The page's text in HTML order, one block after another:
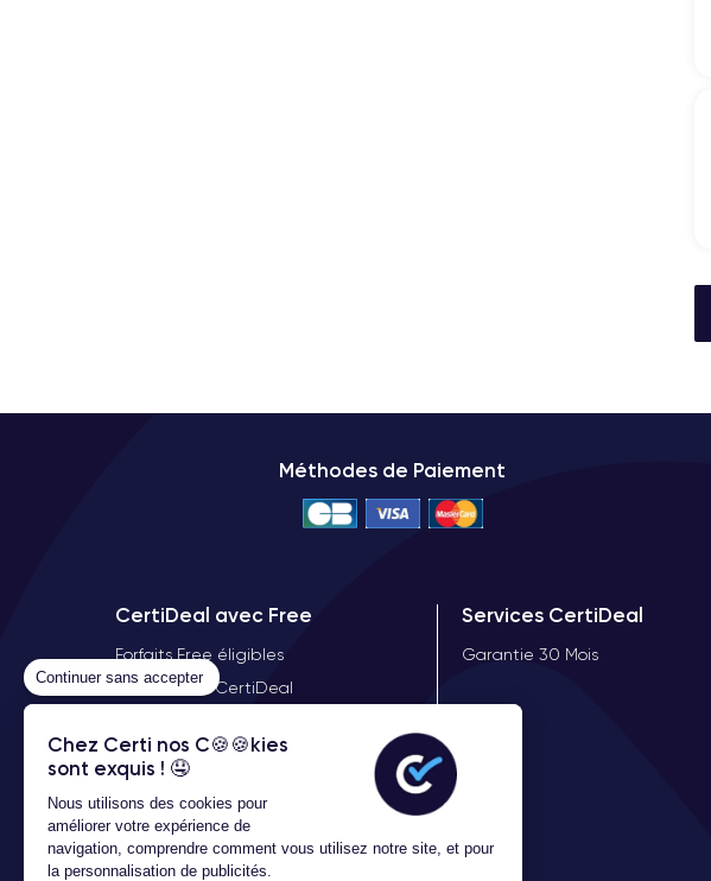
Continuer sans accepter
Chez Certi nos C🍪🍪kies
sont exquis ! 🤤
Nous utilisons des cookies pour
améliorer votre expérience de
navigation, comprendre comment vous utilisez notre site, et pour
la personnalisation de publicités.
Méthodes de Paiement
CertiDeal avec Free
Forfaits Free éligibles
Offre Free X CertiDeal
Services CertiDeal
Garantie 30 Mois